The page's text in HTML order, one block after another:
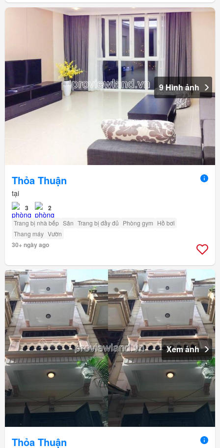
9 Hình ảnh
Thỏa Thuận
tại
3 2
Trang bị nhà bếp Sân Trang bị đầy đủ Phòng gym Hồ bơi
Thang máy Vườn
30+ ngày ago
Xem ảnh
Thỏa Thuận